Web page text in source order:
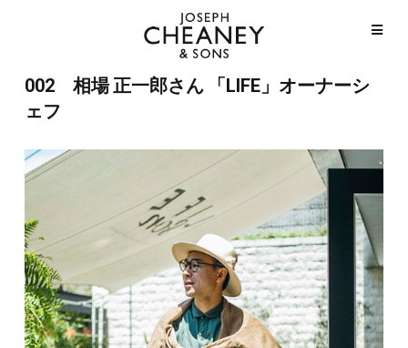
002 相場 正一郎さん 「LIFE」オーナーシ
ェフ